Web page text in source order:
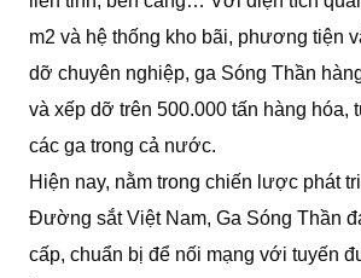
m2 và hệ thống kho bãi, phương tiện
dỡ chuyên nghiệp, ga Sóng Thần
và xếp dỡ trên 500.000 tấn hàng hóa,
các ga trong cả nước.
Hiện nay, nằm trong chiến lược phát
Đường sắt Việt Nam, Ga Sóng Thần
cấp, chuẩn bị để nối mạng với tuyến